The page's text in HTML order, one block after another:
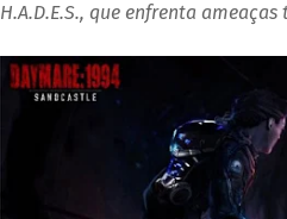
H.A.D.E.S., que enfrenta